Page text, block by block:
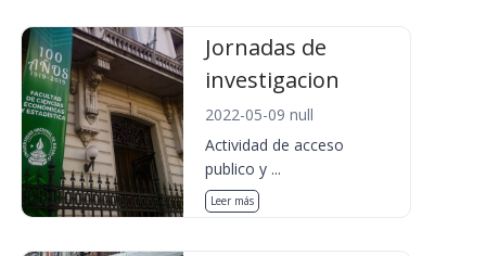
Jornadas de
investigacion
2022-05-09 null
Actividad de acceso
publico y ...
Leer más